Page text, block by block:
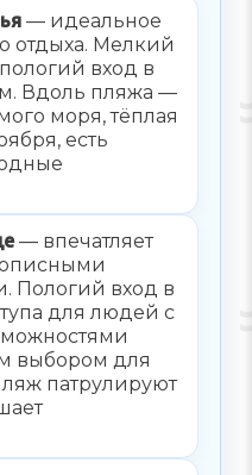
— идеальное
отдыха. Мелкий
вход в
Вдоль пляжа —
моря, тёплая
есть
— впечатляет
Пологий вход в
для людей с
выбором для
патрулируют